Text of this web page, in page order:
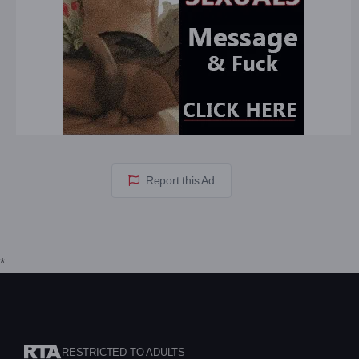
Report this Ad
*
RESTRICTED TO ADULTS